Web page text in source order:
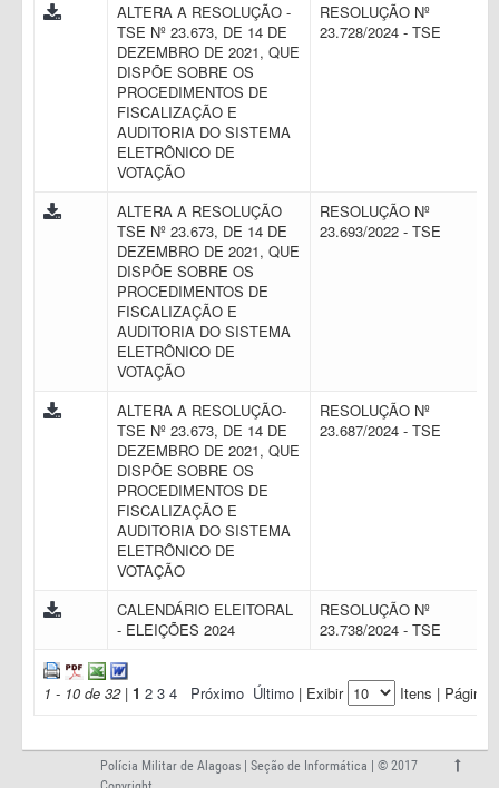
ALTERA A RESOLUÇÃO -
TSE Nº 23.673, DE 14 DE
DEZEMBRO DE 2021, QUE
DISPÕE SOBRE OS
PROCEDIMENTOS DE
FISCALIZAÇÃO E
AUDITORIA DO SISTEMA
ELETRÔNICO DE
VOTAÇÃO
RESOLUÇÃO Nº
23.728/2024 - TSE
ALTERA A RESOLUÇÃO
TSE Nº 23.673, DE 14 DE
DEZEMBRO DE 2021, QUE
DISPÕE SOBRE OS
PROCEDIMENTOS DE
FISCALIZAÇÃO E
AUDITORIA DO SISTEMA
ELETRÔNICO DE
VOTAÇÃO
RESOLUÇÃO Nº
23.693/2022 - TSE
ALTERA A RESOLUÇÃO-
TSE Nº 23.673, DE 14 DE
DEZEMBRO DE 2021, QUE
DISPÕE SOBRE OS
PROCEDIMENTOS DE
FISCALIZAÇÃO E
AUDITORIA DO SISTEMA
ELETRÔNICO DE
VOTAÇÃO
RESOLUÇÃO Nº
23.687/2024 - TSE
CALENDÁRIO ELEITORAL
- ELEIÇÕES 2024
RESOLUÇÃO Nº
23.738/2024 - TSE
1 - 10 de 32| 1 2 3 4 Próximo Último | Exibir Itens | Página:
Polícia Militar de Alagoas | Seção de Informática | © 2017